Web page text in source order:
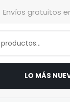
Envíos gratuitos
LO MÁS